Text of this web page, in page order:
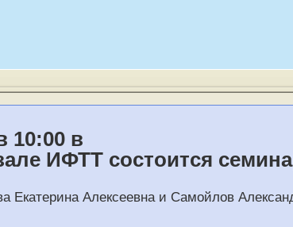
10:00 в
ИФТТ состоится
Екатерина Алексеевна и Самойлов